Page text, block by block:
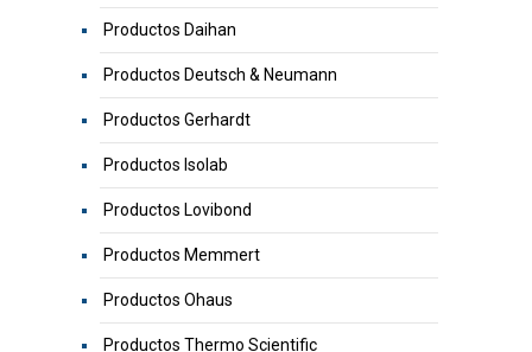
Productos Daihan
Productos Deutsch & Neumann
Productos Gerhardt
Productos Isolab
Productos Lovibond
Productos Memmert
Productos Ohaus
Productos Thermo Scientific